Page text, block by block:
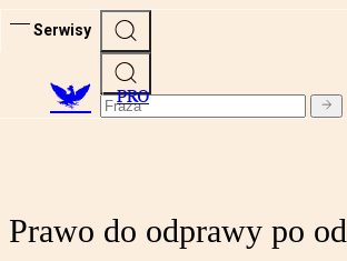
Serwisy
PRO
Prawo do odprawy po